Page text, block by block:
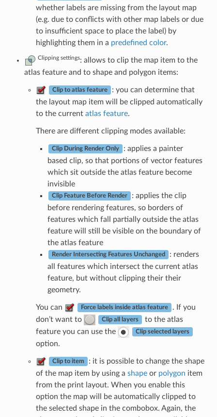
whether labels are missing from the layout map
(e.g. due to conflicts with other map labels or due
to insufficient space to place the label) by
highlighting them in a predefined color.
Clipping settings: allows to clip the map item to the
atlas feature and to shape and polygon items:
Clip to atlas feature
: you can determine that
the layout map item will be clipped automatically
to the current atlas feature.
There are different clipping modes available:
Clip During Render Only
: applies a painter
based clip, so that portions of vector features
which sit outside the atlas feature become
invisible
Clip Feature Before Render
: applies the clip
before rendering features, so borders of
features which fall partially outside the atlas
feature will still be visible on the boundary of
the atlas feature
Render Intersecting Features Unchanged
: renders
all features which intersect the current atlas
feature, but without clipping their their
geometry.
You can Force labels inside atlas feature
. If you
don’t want to
Clip all layers
to the atlas
feature you can use the
Clip selected layers
option.
Clip to item
: it is possible to change the shape
of the map item by using a shapeor polygon item
from the print layout. When you enable this
option the map will be automatically clipped to
the selected shape in the combobox. Again, the